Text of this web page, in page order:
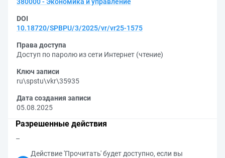
DOI
10.18720/SPBPU/3/2025/vr/vr25-1575
Права доступа
Доступ по паролю из сети Интернет (чтение)
Ключ записи
ru\spstu\vkr\35935
Дата создания записи
05.08.2025
Разрешенные действия
–
Действие 'Прочитать' будет доступно, если вы